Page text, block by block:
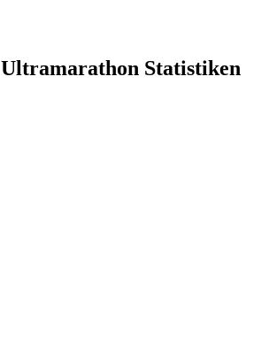
Ultramarathon Statistiken